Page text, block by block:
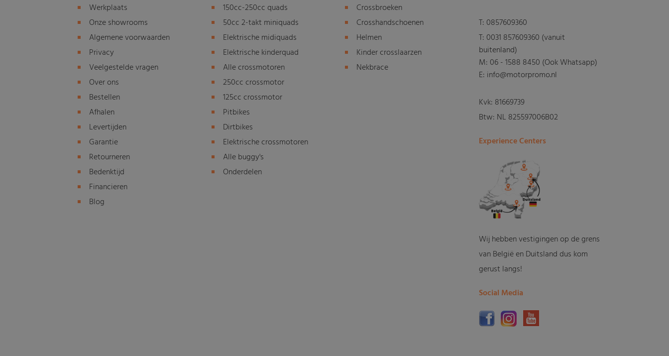
Werkplaats
Onze showrooms
Algemene voorwaarden
Privacy
Veelgestelde vragen
Over ons
Bestellen
Afhalen
Levertijden
Garantie
Retourneren
Bedenktijd
Financieren
Blog
150cc-250cc quads
50cc 2-takt miniquads
Elektrische midiquads
Elektrische kinderquad
Alle crossmotoren
250cc crossmotor
125cc crossmotor
Pitbikes
Dirtbikes
Elektrische crossmotoren
Alle buggy's
Onderdelen
Crossbroeken
Crosshandschoenen
Helmen
Kinder crosslaarzen
Nekbrace
T:0857609360
T:0031 857609360 (vanuit
buitenland)
M:06 - 1588 8450 (Ook Whatsapp)
E: info@motorpromo.nl
Kvk: 81669739
Btw: NL 825597006B02
Experience Centers
Wij hebben vestigingen op de grens
van België en Duitsland dus kom
gerust langs!
Social Media